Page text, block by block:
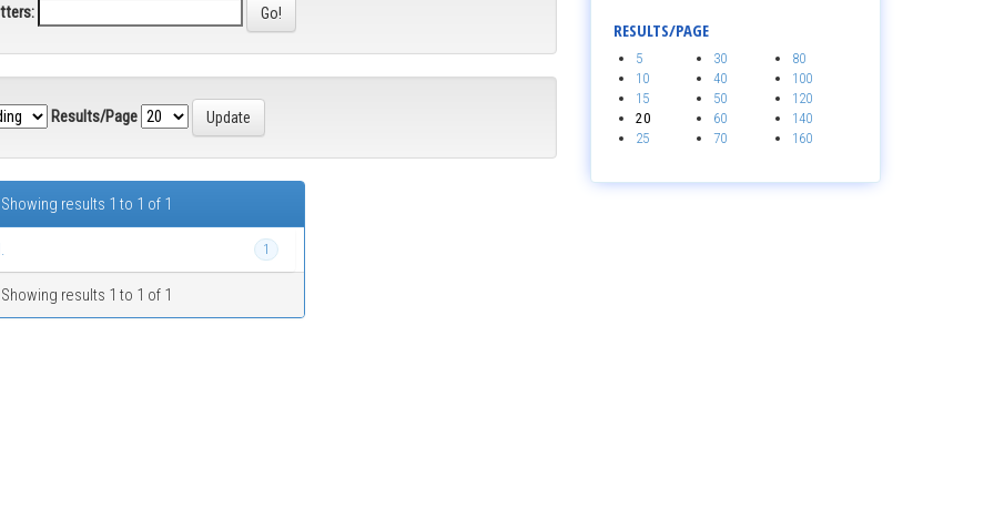
Results/Page
Showing results 1 to 1 of 1
1
Showing results 1 to 1 of 1
RESULTS/PAGE
5
10
15
20
25
30
40
50
60
70
80
100
120
140
160